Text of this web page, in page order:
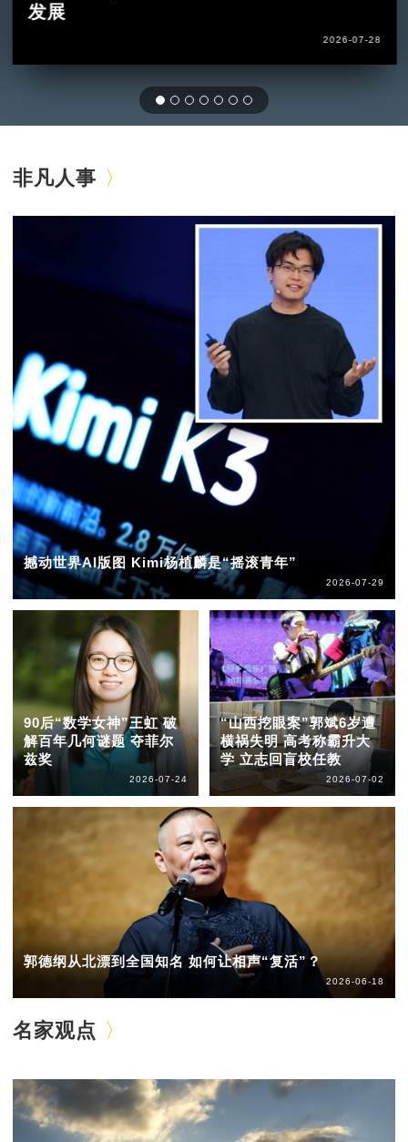
发展
2026-07-28
非凡人事
撼动世界AI版图 Kimi杨植麟是“摇滚青年”
2026-07-29
90后“数学女神”王虹 破
解百年几何谜题 夺菲尔
兹奖
2026-07-24
“山西挖眼案”郭斌6岁遭
横祸失明 高考称霸升大
学 立志回盲校任教
2026-07-02
郭德纲从北漂到全国知名 如何让相声“复活”？
2026-06-18
名家观点